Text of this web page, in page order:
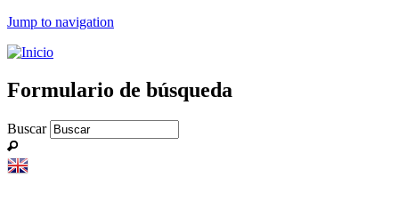
Jump to navigation
Formulario de búsqueda
Buscar